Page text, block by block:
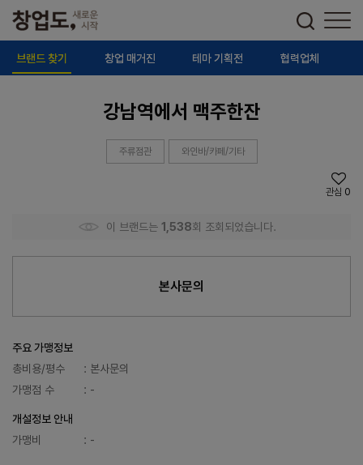
브랜드 찾기 창업 매거진 테마 기획전 협력업체
강남역에서 맥주한잔
주류점관 와인바/카페/기타
관심 0
이 브랜드는 1,538회 조회되었습니다.
본사문의
주요 가맹정보
총비용/평수
: 본사문의
가맹점 수
: -
개설정보 안내
가맹비
: -